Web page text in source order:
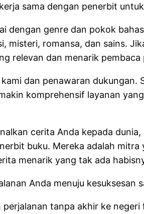
sama dengan penerbit
dengan genre dan pokok
romansa, dan sains.
relevan dan menarik pembaca
dan penawaran
komprehensif layanan
cerita Anda kepada
buku. Mereka adalah
menarik yang tak ada
Anda menuju kesuksesan
tanpa akhir ke